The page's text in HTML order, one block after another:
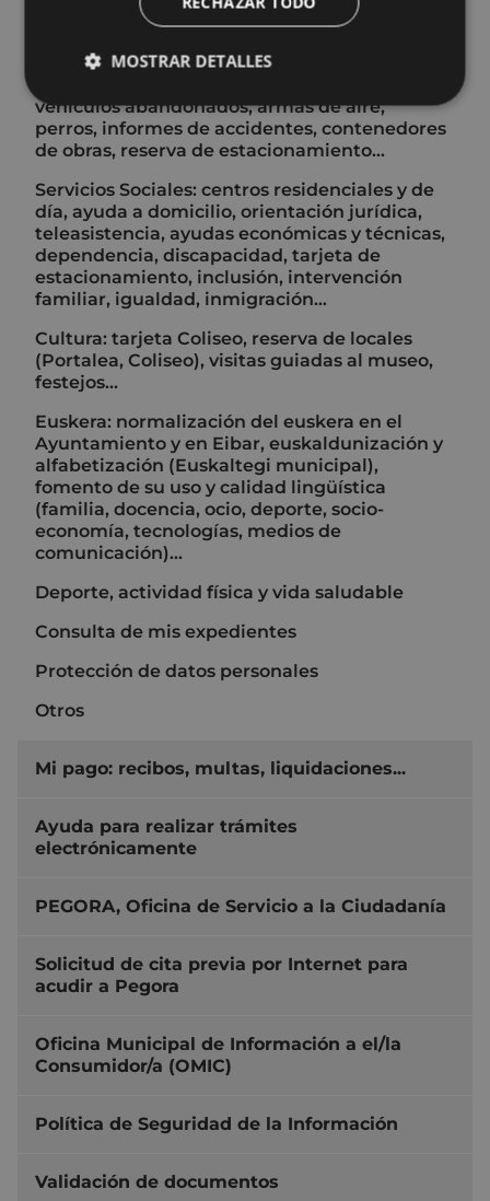
programas de apoyo al comercio, la industria
vehículos abandonados, armas de aire,
perros, informes de accidentes, contenedores
de obras, reserva de estacionamiento...
Servicios Sociales: centros residenciales y de
día, ayuda a domicilio, orientación jurídica,
teleasistencia, ayudas económicas y técnicas,
dependencia, discapacidad, tarjeta de
estacionamiento, inclusión, intervención
familiar, igualdad, inmigración...
Cultura: tarjeta Coliseo, reserva de locales
(Portalea, Coliseo), visitas guiadas al museo,
festejos...
Euskera: normalización del euskera en el
Ayuntamiento y en Eibar, euskaldunización y
alfabetización (Euskaltegi municipal),
fomento de su uso y calidad lingüística
(familia, docencia, ocio, deporte, socio-
economía, tecnologías, medios de
comunicación)...
Deporte, actividad física y vida saludable
Consulta de mis expedientes
Protección de datos personales
Otros
Mi pago: recibos, multas, liquidaciones...
Ayuda para realizar trámites
electrónicamente
PEGORA, Oficina de Servicio a la Ciudadanía
Solicitud de cita previa por Internet para
acudir a Pegora
Oficina Municipal de Información a el/la
Consumidor/a (OMIC)
Política de Seguridad de la Información
Validación de documentos
MOSTRAR DETALLES